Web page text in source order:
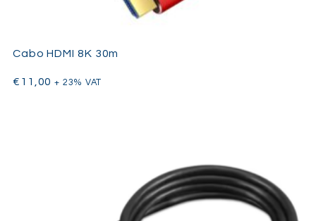
Cabo HDMI 8K 30m
€ 11,00 + 23% VAT